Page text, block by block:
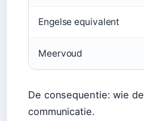
Engelse equivalent
Meervoud
De consequentie: wie
communicatie.